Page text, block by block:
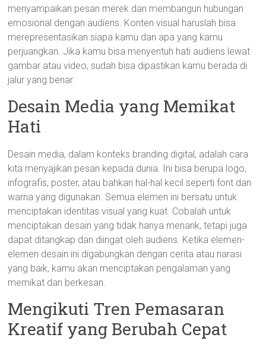
menyampaikan pesan merek dan membangun hubungan
emosional dengan audiens. Konten visual haruslah bisa
merepresentasikan siapa kamu dan apa yang kamu
perjuangkan. Jika kamu bisa menyentuh hati audiens lewat
gambar atau video, sudah bisa dipastikan kamu berada di
jalur yang benar.
Desain Media yang Memikat
Hati
Desain media, dalam konteks branding digital, adalah cara
kita menyajikan pesan kepada dunia. Ini bisa berupa logo,
infografis, poster, atau bahkan hal-hal kecil seperti font dan
warna yang digunakan. Semua elemen ini bersatu untuk
menciptakan identitas visual yang kuat. Cobalah untuk
menciptakan desain yang tidak hanya menarik, tetapi juga
dapat ditangkap dan diingat oleh audiens. Ketika elemen-
elemen desain ini digabungkan dengan cerita atau narasi
yang baik, kamu akan menciptakan pengalaman yang
memikat dan berkesan.
Mengikuti Tren Pemasaran
Kreatif yang Berubah Cepat